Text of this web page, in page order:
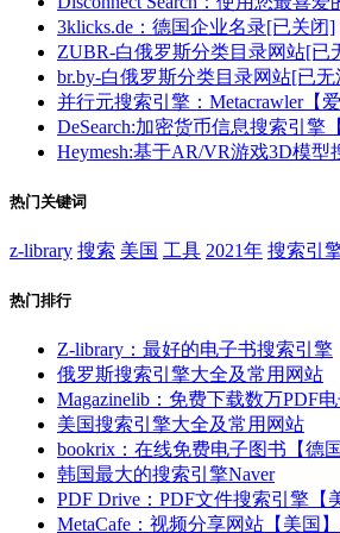
3klicks.de：德国企业名录[已关闭]
ZUBR-白俄罗斯分类目录网站[已
br.by-白俄罗斯分类目录网站[已无
并行元搜索引擎：Metacrawler【
DeSearch:加密货币信息搜索引擎
Heymesh:基于AR/VR游戏3D模型
热门关键词
z-library 搜索 美国 工具 2021年 搜索引
热门排行
Z-library：最好的电子书搜索引擎
俄罗斯搜索引擎大全及常用网站
Magazinelib：免费下载数万PDF
美国搜索引擎大全及常用网站
bookrix：在线免费电子图书【德国
韩国最大的搜索引擎Naver
PDF Drive：PDF文件搜索引擎【
MetaCafe：视频分享网站【美国】